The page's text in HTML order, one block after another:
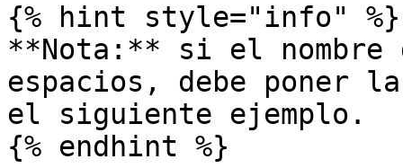
{% hint style="info" %}
**Nota:** si el nombre
espacios, debe poner
el siguiente ejemplo.
{% endhint %}